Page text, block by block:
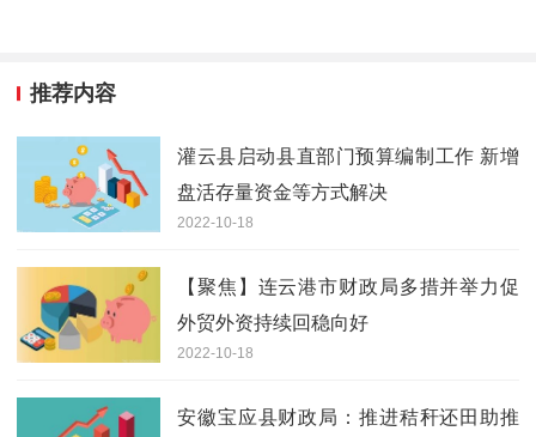
推荐内容
灌云县启动县直部门预算编制工作 新增
盘活存量资金等方式解决
2022-10-18
【聚焦】连云港市财政局多措并举力促
外贸外资持续回稳向好
2022-10-18
安徽宝应县财政局：推进秸秆还田助推